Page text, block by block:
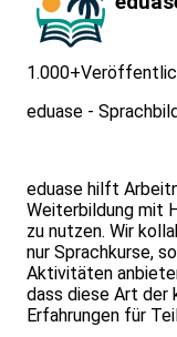
1.000+
eduase -
eduase hilft
Weiterbildung mit
zu nutzen. Wir
nur Sprachkurse,
Aktivitäten
dass diese Art der
Erfahrungen für